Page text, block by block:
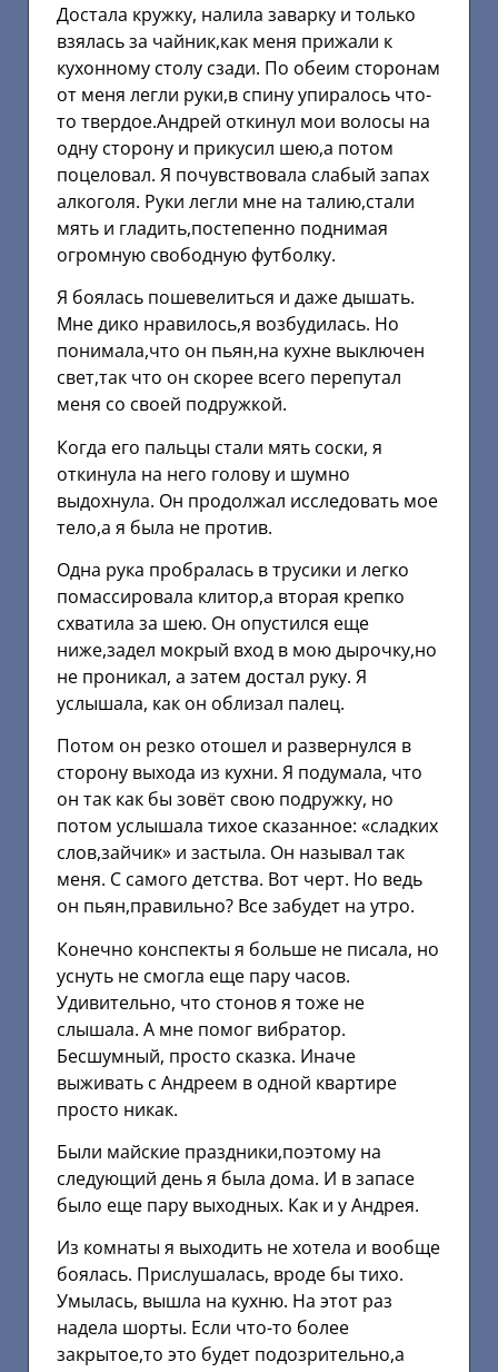
Достала кружку, налила заварку и только
взялась за чайник,как меня прижали к
кухонному столу сзади. По обеим сторонам
от меня легли руки,в спину упиралось что-
то твердое.Андрей откинул мои волосы на
одну сторону и прикусил шею,а потом
поцеловал. Я почувствовала слабый запах
алкоголя. Руки легли мне на талию,стали
мять и гладить,постепенно поднимая
огромную свободную футболку.
Я боялась пошевелиться и даже дышать.
Мне дико нравилось,я возбудилась. Но
понимала,что он пьян,на кухне выключен
свет,так что он скорее всего перепутал
меня со своей подружкой.
Когда его пальцы стали мять соски, я
откинула на него голову и шумно
выдохнула. Он продолжал исследовать мое
тело,а я была не против.
Одна рука пробралась в трусики и легко
помассировала клитор,а вторая крепко
схватила за шею. Он опустился еще
ниже,задел мокрый вход в мою дырочку,но
не проникал, а затем достал руку. Я
услышала, как он облизал палец.
Потом он резко отошел и развернулся в
сторону выхода из кухни. Я подумала, что
он так как бы зовёт свою подружку, но
потом услышала тихое сказанное: «сладких
слов,зайчик» и застыла. Он называл так
меня. С самого детства. Вот черт. Но ведь
он пьян,правильно? Все забудет на утро.
Конечно конспекты я больше не писала, но
уснуть не смогла еще пару часов.
Удивительно, что стонов я тоже не
слышала. А мне помог вибратор.
Бесшумный, просто сказка. Иначе
выживать с Андреем в одной квартире
просто никак.
Были майские праздники,поэтому на
следующий день я была дома. И в запасе
было еще пару выходных. Как и у Андрея.
Из комнаты я выходить не хотела и вообще
боялась. Прислушалась, вроде бы тихо.
Умылась, вышла на кухню. На этот раз
надела шорты. Если что-то более
закрытое,то это будет подозрительно,а